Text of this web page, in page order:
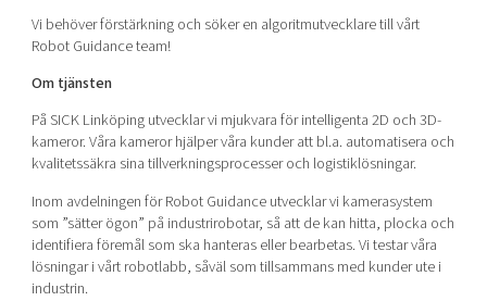
Vi behöver förstärkning och söker en algoritmutvecklare till vårt
Robot Guidance team!
Om tjänsten
På SICK Linköping utvecklar vi mjukvara för intelligenta 2D och 3D-
kameror. Våra kameror hjälper våra kunder att bl.a. automatisera och
kvalitetssäkra sina tillverkningsprocesser och logistiklösningar.
Inom avdelningen för Robot Guidance utvecklar vi kamerasystem
som ”sätter ögon” på industrirobotar, så att de kan hitta, plocka och
identifiera föremål som ska hanteras eller bearbetas. Vi testar våra
lösningar i vårt robotlabb, såväl som tillsammans med kunder ute i
industrin.